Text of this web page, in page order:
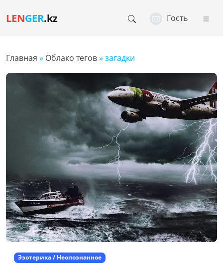
LENGER.kz Гость
Главная » Облако тегов» загадки
Эзотерика / Неопознанное